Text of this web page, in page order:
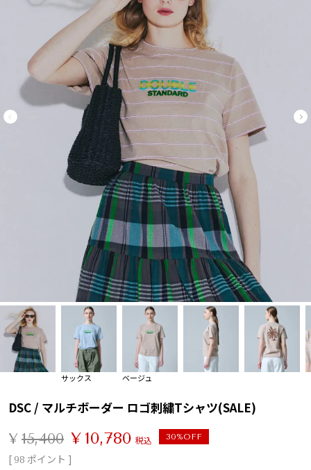
サックス ベージュ
DSC / マルチボーダー ロゴ刺繍Tシャツ(SALE)
¥ 15,400 ¥10,780 税込 30%OFF
[98 ポイント ]